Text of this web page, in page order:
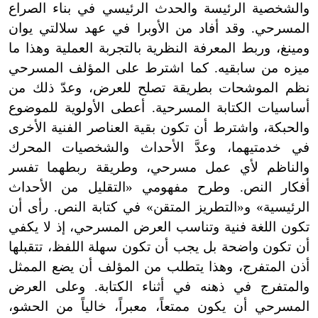
والشخصية الرئيسة والحدث الرئيسي في بناء الصراع
المسرحي. وقد أفاد من الأوبرا في عهد سلالتي يوان
ومينغ، وربط المعرفة النظرية بالتجربة العملية وهذا ما
ميزه من سابقيه. كما اشترط على المؤلف المسرحي
نظم الموشحات بطريقة تصلح للعرض، وعدّ ذلك من
أساسيات الكتابة المسرحية. أعطى الأولوية للموضوع
والحبكة، واشترط أن تكون بقية العناصر الفنية الأخرى
في خدمتيهما، وعدَّ الأحداث والشخصيات المحرك
والناظم لأي عمل مسرحي، وطريقة ربطهما تفسر
أفكار النص. وطرح مفهومي «التقليل من الأحداث
الرئيسية» و«التطريز المتقن» في كتابة النص. رأى أن
تكون اللغة فنية وتناسب العرض المسرحي، إذ لا يكفي
أن تكون واضحة بل يجب أن تكون سهلة اللفظ، تتقبلها
أذن المتفرج، وهذا يتطلب من المؤلف أن يضع الممثل
والمتفرج في ذهنه في أثناء الكتابة. وعلى العرض
المسرحي أن يكون ممتعاً، معبراً، خالياً من الحشو،